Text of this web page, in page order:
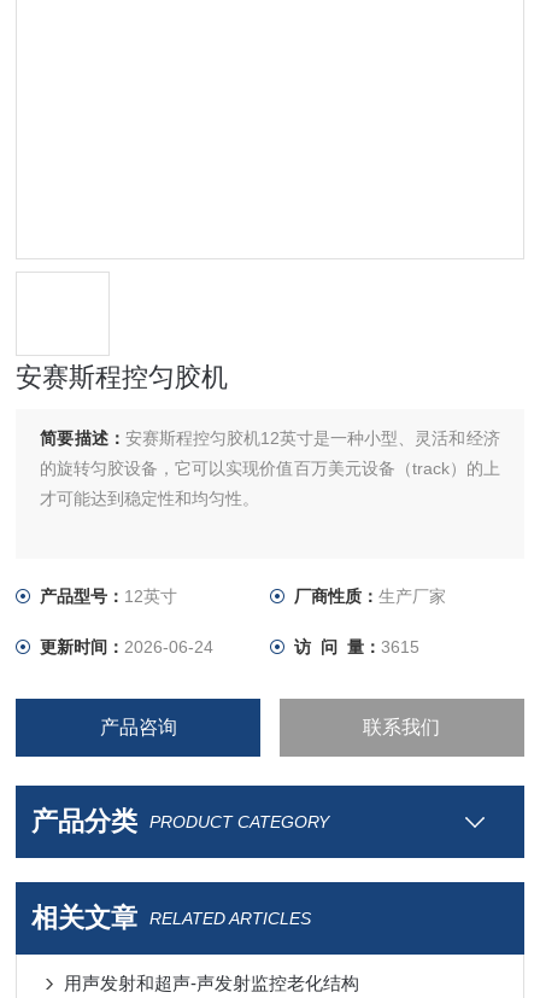
安赛斯程控匀胶机
简要描述： 安赛斯程控匀胶机12英寸是一种小型、灵活和经济
的旋转匀胶设备，它可以实现价值百万美元设备（track）的上
才可能达到稳定性和均匀性。
产品型号： 12英寸 厂商性质： 生产厂家
更新时间： 2026-06-24 访 问 量： 3615
产品咨询 联系我们
产品分类 PRODUCT CATEGORY
相关文章 RELATED ARTICLES
用声发射和超声-声发射监控老化结构